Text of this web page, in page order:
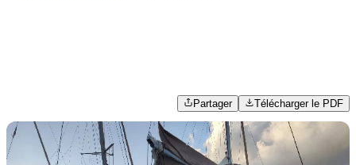
Partager Télécharger le PDF